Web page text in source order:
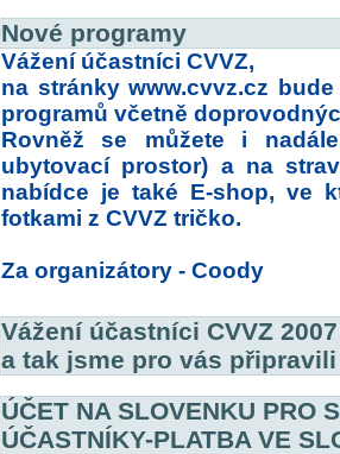
Nové programy
Vážení účastníci CVVZ,
na stránkywww.cvvz.cz
programů včetně
Rovněž se můžete i
ubytovací prostor) a na
nabídce je také E-shop, ve
fotkami z CVVZ tričko.
Za organizátory - Coody
Vážení účastníci CVVZ
a tak jsme pro vás
ÚČET NA SLOVENKU PRO
ÚČASTNÍKY-PLATBA VE